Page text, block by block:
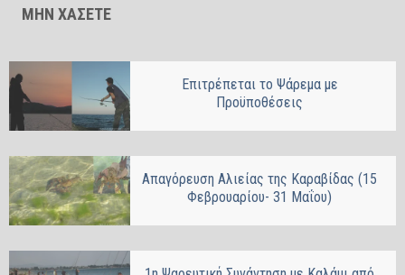
ΜΗΝ ΧΑΣΕΤΕ
Επιτρέπεται το Ψάρεμα με
Προϋποθέσεις
Απαγόρευση Αλιείας της Καραβίδας (15
Φεβρουαρίου- 31 Μαΐου)